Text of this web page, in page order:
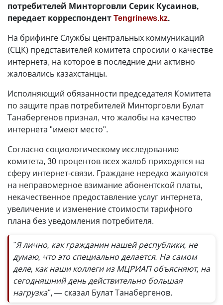
потребителей Минторговли Серик Кусаинов,
передает корреспондентTengrinews.kz.
На брифинге Службы центральных коммуникаций
(СЦК) представителей комитета спросили о качестве
интернета, на которое в последние дни активно
жаловались казахстанцы.
Исполняющий обязанности председателя Комитета
по защите прав потребителей Минторговли Булат
Танабергенов признал, что жалобы на качество
интернета "имеют место".
Согласно социологическому исследованию
комитета, 30 процентов всех жалоб приходятся на
сферу интернет-связи. Граждане нередко жалуются
на неправомерное взимание абонентской платы,
некачественное предоставление услуг интернета,
увеличение и изменение стоимости тарифного
плана без уведомления потребителя.
"Я лично, как гражданин нашей республики, не
думаю, что это специально делается. На самом
деле, как наши коллеги из МЦРИАП объясняют, на
сегодняшний день действительно большая
нагрузка", — сказал Булат Танабергенов.